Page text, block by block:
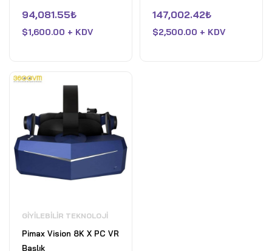
üzerinden
0
aldı
94,081.55₺
$1,600.00 + KDV
üzerinden
0
aldı
147,002.42₺
$2,500.00 + KDV
GIYILEBILIR TEKNOLOJI
Pimax Vision 8K X PC VR
Başlık